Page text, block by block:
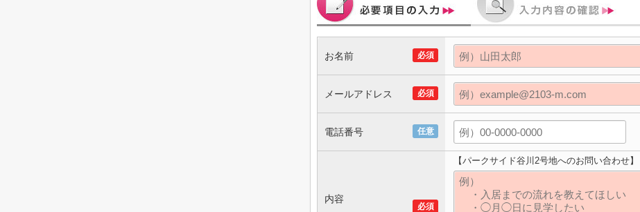
必須
お名前
必須
メールアドレス
任意
電話番号
必須
内容
【パークサイド谷川2号地へのお問い合わせ】